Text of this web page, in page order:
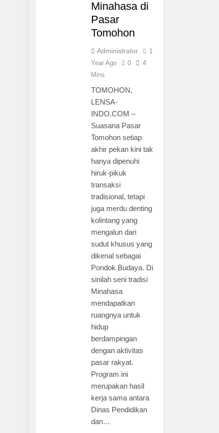
Minahasa di
Pasar
Tomohon
Administrator
1
Year Ago
0
4
Mins
TOMOHON,
LENSA-
INDO.COM –
Suasana Pasar
Tomohon setiap
akhir pekan kini tak
hanya dipenuhi
hiruk-pikuk
transaksi
tradisional, tetapi
juga merdu denting
kolintang yang
mengalun dari
sudut khusus yang
dikenal sebagai
Pondok Budaya. Di
sinilah seni tradisi
Minahasa
mendapatkan
ruangnya untuk
hidup
berdampingan
dengan aktivitas
pasar rakyat.
Program ini
merupakan hasil
kerja sama antara
Dinas Pendidikan
dan…